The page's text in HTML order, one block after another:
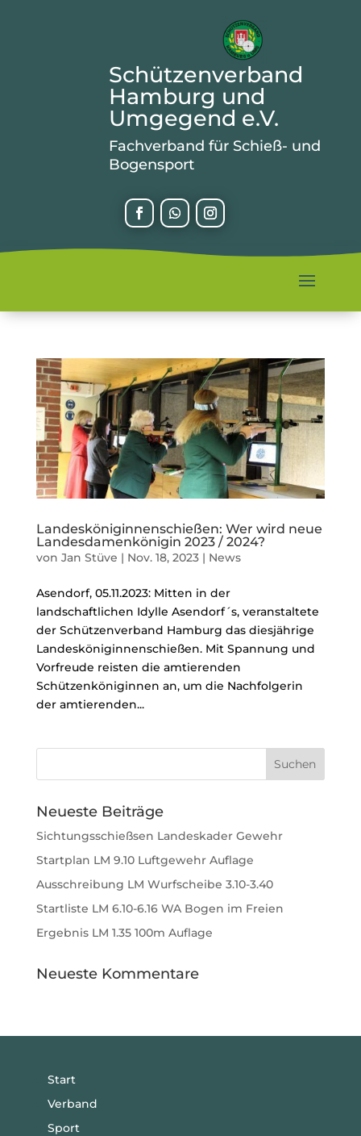
Schützenverband
Hamburg und
Umgegend e.V.
Fachverband für Schieß- und
Bogensport
Landesköniginnenschießen: Wer wird neue
Landesdamenkönigin 2023 / 2024?
von Jan Stüve | Nov. 18, 2023| News
Asendorf, 05.11.2023: Mitten in der
landschaftlichen Idylle Asendorf´s, veranstaltete
der Schützenverband Hamburg das diesjährige
Landesköniginnenschießen. Mit Spannung und
Vorfreude reisten die amtierenden
Schützenköniginnen an, um die Nachfolgerin
der amtierenden...
Neueste Beiträge
Sichtungsschießsen Landeskader Gewehr
Startplan LM 9.10 Luftgewehr Auflage
Ausschreibung LM Wurfscheibe 3.10-3.40
Startliste LM 6.10-6.16 WA Bogen im Freien
Ergebnis LM 1.35 100m Auflage
Neueste Kommentare
Start
Verband
Sport